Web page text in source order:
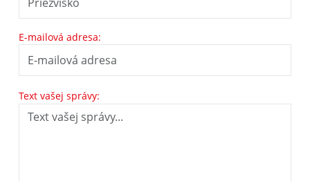
E-mailová adresa:
Text vašej správy: